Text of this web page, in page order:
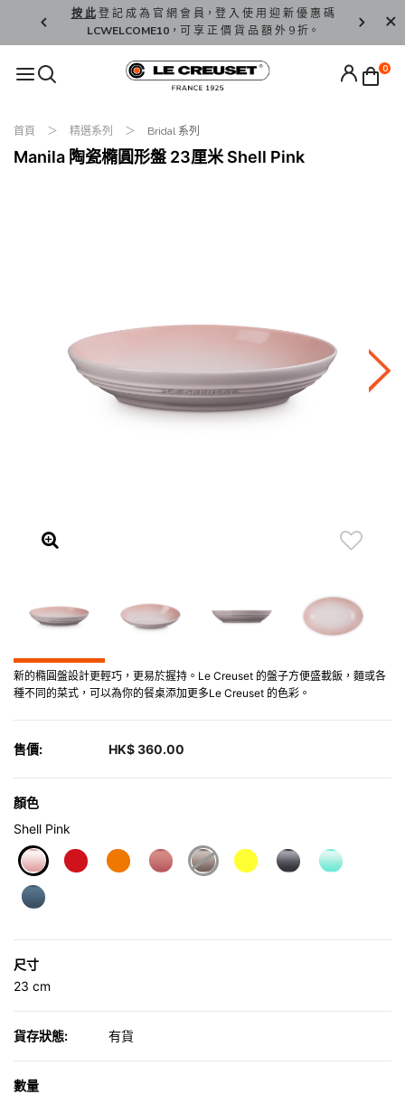
按 此登 記 成 為 官 網 會 員，登 入 使 用 迎 新 優 惠 碼
LCWELCOME10，可 享 正 價 貨 品 額 外 9 折。
香 港 / 澳
0
首頁 精選系列 Bridal 系列
Manila 陶瓷橢圓形盤 23厘米 Shell Pink
新的橢圓盤設計更輕巧，更易於握持。Le Creuset 的盤子方便盛載飯，麵或各
種不同的菜式，可以為你的餐桌添加更多Le Creuset 的色彩。
售價: HK$ 360.00
顏色
Shell Pink
selected
尺寸
23 cm
貨存狀態: 有貨
數量